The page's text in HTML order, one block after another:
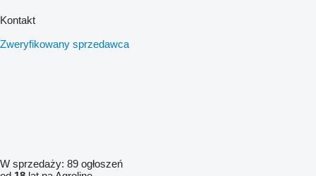
Kontakt
Zweryfikowany sprzedawca
W sprzedaży: 89 ogłoszeń